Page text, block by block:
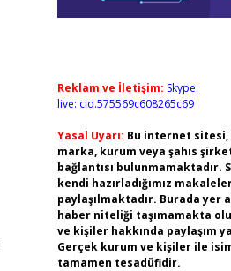
Reklam ve İletişim: Skype:
live:.cid.575569c608265c69
Yasal Uyarı: Bu internet
marka, kurum veya şahıs
bağlantısı bulunmamaktadır.
kendi hazırladığımız
paylaşılmaktadır. Burada yer
haber niteliği taşımamakta
ve kişiler hakkında paylaşım
Gerçek kurum ve kişiler ile
tamamen tesadüfidir.